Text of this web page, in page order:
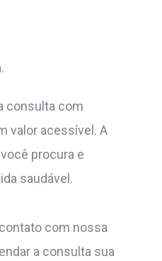
consulta com
valor acessível. A
procura e
saudável.
com nossa
a consulta sua